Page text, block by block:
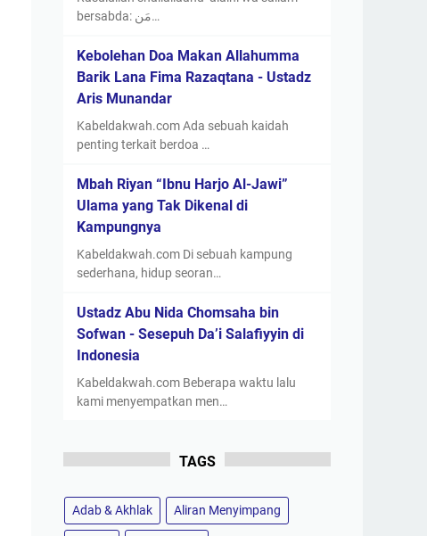
bersabda: مَن…
Kebolehan Doa Makan Allahumma
Barik Lana Fima Razaqtana - Ustadz
Aris Munandar
Kabeldakwah.com Ada sebuah kaidah
penting terkait berdoa …
Mbah Riyan “Ibnu Harjo Al-Jawi”
Ulama yang Tak Dikenal di
Kampungnya
Kabeldakwah.com Di sebuah kampung
sederhana, hidup seoran…
Ustadz Abu Nida Chomsaha bin
Sofwan - Sesepuh Da’i Salafiyyin di
Indonesia
Kabeldakwah.com Beberapa waktu lalu
kami menyempatkan men…
TAGS
Adab & Akhlak Aliran Menyimpang